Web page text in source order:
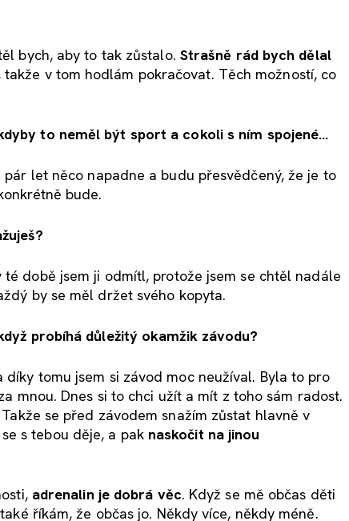
bych, aby to tak zůstalo. Strašně rád bych dělal
v tom hodlám pokračovat. Těch možností, co
to neměl být sport a cokoli s ním spojené...
let něco napadne a budu přesvědčený, že je to
bude.
době jsem ji odmítl, protože jsem se chtěl nadále
by se měl držet svého kopyta.
probíhá důležitý okamžik závodu?
tomu jsem si závod moc neužíval. Byla to pro
mnou. Dnes si to chci užít a mít z toho sám radost.
se před závodem snažím zůstat hlavně v
s tebou děje, a paknaskočit na jinou
adrenalin je dobrá věc. Když se mě občas děti
říkám, že občas jo. Někdy více, někdy méně.